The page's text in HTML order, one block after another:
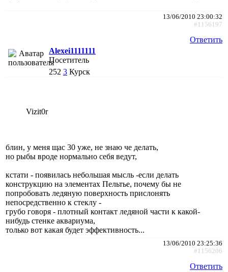
13/06/2010 23:00:32
#1156197
Ответить
Alexei1111111
Посетитель
252 3 Курск
Vizit0r
блин, у меня щас 30 уже, не знаю че делать,
но рыбы вроде нормально себя ведут,
кстати - появилась небольшая мысль -если делать
конструкцию на элементах Пельтье, почему бы не
попробовать ледяную поверхность прислонять
непосредственно к стеклу -
грубо говоря - плотный контакт ледяной части к какой-
нибудь стенке аквариума,
только вот какая будет эффективность...
13/06/2010 23:25:36
#1156206
Ответить